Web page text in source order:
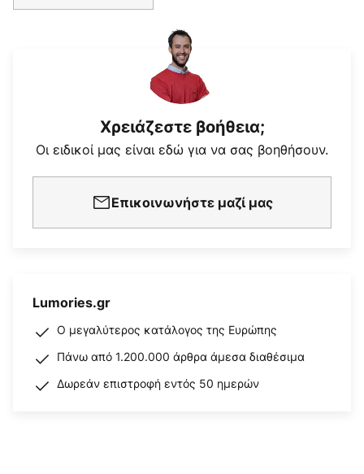
Χρειάζεστε βοήθεια;
Οι ειδικοί μας είναι εδώ για να σας βοηθήσουν.
Επικοινωνήστε μαζί μας
Lumories.gr
Ο μεγαλύτερος κατάλογος της Ευρώπης
Πάνω από 1.200.000 άρθρα άμεσα διαθέσιμα
Δωρεάν επιστροφή εντός 50 ημερών